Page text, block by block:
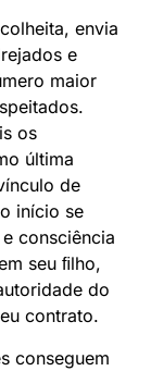
envia
e
maior
os
última
de
início se
consciência
seu ﬁlho,
do
contrato.
conseguem